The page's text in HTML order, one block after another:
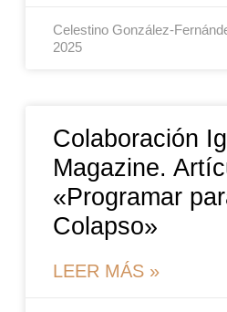
Celestino González-
2025
Colaboración
Magazine.
«Programar
Colapso»
LEER MÁS »